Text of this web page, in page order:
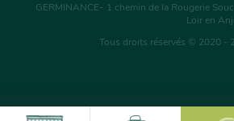
GERMINANCE- 1 chemin de la Rougerie
Loir en
Tous droits réservés © 2020 -